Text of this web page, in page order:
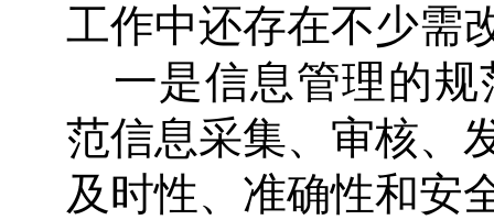
工作中还存在不少需
一是信息管理的
范信息采集、审核、
及时性、准确性和安